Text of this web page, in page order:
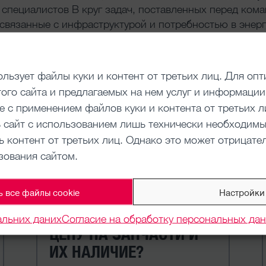
файлы куки и контент от третьих лиц. Для
сайта и предлагаемых на нем услуг и
с применением файлов куки и контента от третьих
с использованием лишь технически
контент от третьих лиц. Однако это может
сайтом.
все файлы cookie Настройки
данихСогласие на обработку персональных
В круг задач, поставленных перед
с инфраструктурой и потребностью в
развитие была учреждена газетой Transport
год. В этом году призерами стали крупные
НЕОБХОДИМО УЗНАТЬ
ЦЕНУ НА ЗАПЧАСТИ И
ИХ НАЛИЧИЕ?